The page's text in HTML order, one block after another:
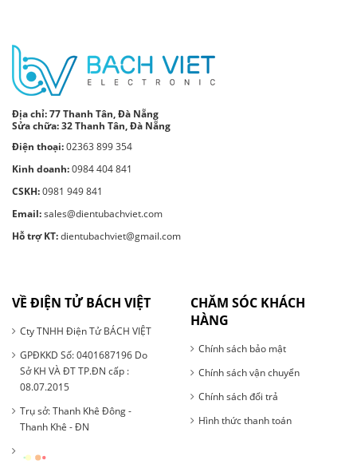
Địa chỉ:77 Thanh Tân, Đà Nẵng
Sửa chữa: 32 Thanh Tân, Đà Nẵng
Điện thoại:02363 899 354
Kinh doanh:0984 404 841
CSKH:0981 949 841
Email:sales@dientubachviet.com
Hỗ trợ KT:dientubachviet@gmail.com
VỀ ĐIỆN TỬ BÁCH VIỆT
Cty TNHH Điện Tử BÁCH VIỆT
GPĐKKD Số: 0401687196 Do
Sở KH VÀ ĐT TP.ĐN cấp :
08.07.2015
Trụ sở: Thanh Khê Đông -
Thanh Khê - ĐN
CHĂM SÓC KHÁCH
HÀNG
Chính sách bảo mật
Chính sách vận chuyển
Chính sách đổi trả
Hình thức thanh toán